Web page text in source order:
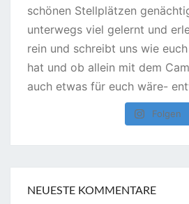
Folgen
NEUESTE KOMMENTARE